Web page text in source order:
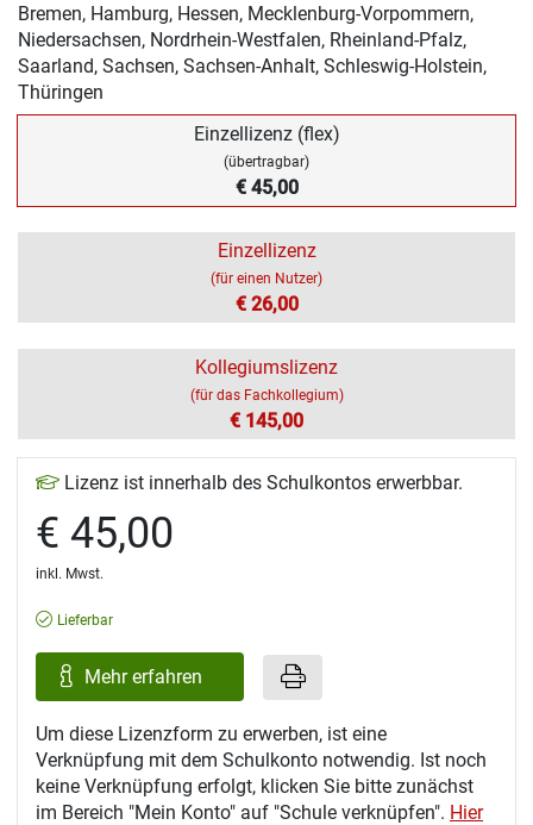
Bremen, Hamburg, Hessen, Mecklenburg-Vorpommern,
Niedersachsen, Nordrhein-Westfalen, Rheinland-Pfalz,
Saarland, Sachsen, Sachsen-Anhalt, Schleswig-Holstein,
Thüringen
Einzellizenz (flex)
(übertragbar)
€ 45,00
Einzellizenz
(für einen Nutzer)
€ 26,00
Kollegiumslizenz
(für das Fachkollegium)
€ 145,00
Lizenz ist innerhalb des Schulkontos erwerbbar.
€ 45,00
inkl. Mwst.
Lieferbar
Mehr erfahren
Um diese Lizenzform zu erwerben, ist eine
Verknüpfung mit dem Schulkonto notwendig. Ist noch
keine Verknüpfung erfolgt, klicken Sie bitte zunächst
im Bereich "Mein Konto" auf "Schule verknüpfen". Hier